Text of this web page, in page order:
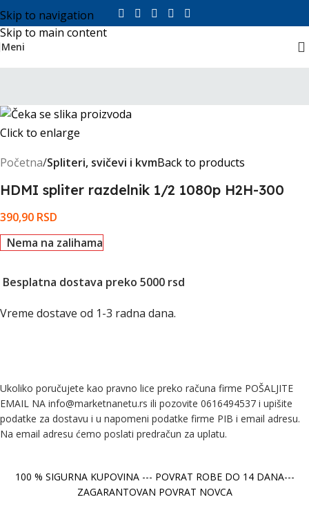
Skip to navigation
Skip to main content
Meni
Click to enlarge
Početna Spliteri, svičevi i kvmBack to products
HDMI spliter razdelnik 1/2 1080p H2H-300
390,90 RSD
Nema na zalihama
Besplatna dostava preko 5000 rsd
Vreme dostave od 1-3 radna dana.
Ukoliko poručujete kao pravno lice preko računa firme POŠALJITE
EMAIL NA info@marketnanetu.rs ili pozovite 0616494537 i upišite
podatke za dostavu i u napomeni podatke firme PIB i email adresu.
Na email adresu ćemo poslati predračun za uplatu.
100 % SIGURNA KUPOVINA --- POVRAT ROBE DO 14 DANA---
ZAGARANTOVAN POVRAT NOVCA